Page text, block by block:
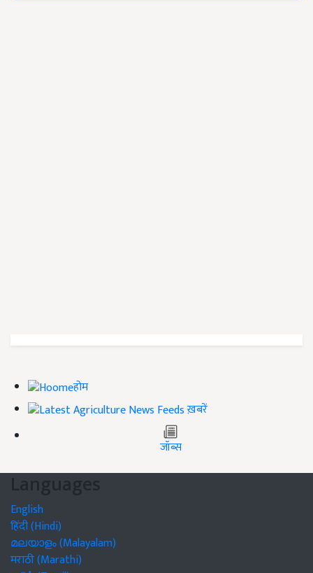
होम
ख़बरें
जॉब्स
Languages
English
हिंदी (Hindi)
മലയാളം (Malayalam)
मराठी (Marathi)